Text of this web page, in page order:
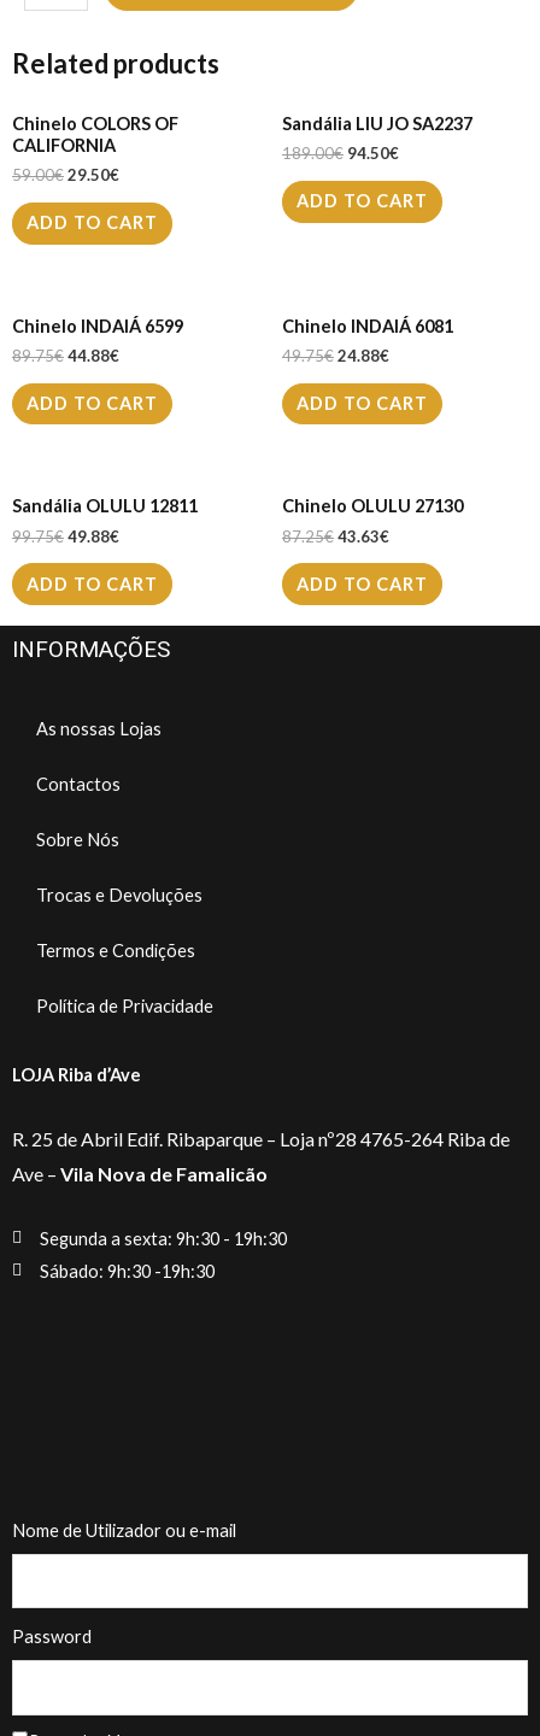
Related products
Chinelo COLORS OF
CALIFORNIA
59.00€29.50€
ADD TO CART
Sandália LIU JO SA2237
189.00€ 94.50€
ADD TO CART
Chinelo INDAIÁ 6599
89.75€44.88€
ADD TO CART
Chinelo INDAIÁ 6081
49.75€24.88€
ADD TO CART
Sandália OLULU 12811
99.75€49.88€
ADD TO CART
Chinelo OLULU 27130
87.25€43.63€
ADD TO CART
INFORMAÇÕES
As nossas Lojas
Contactos
Sobre Nós
Trocas e Devoluções
Termos e Condições
Política de Privacidade
LOJA Riba d’Ave
R. 25 de Abril Edif. Ribaparque – Loja nº28 4765-264 Riba de
Ave – Vila Nova de Famalicão
Segunda a sexta: 9h:30 - 19h:30
Sábado: 9h:30 -19h:30
Nome de Utilizador ou e-mail
Password